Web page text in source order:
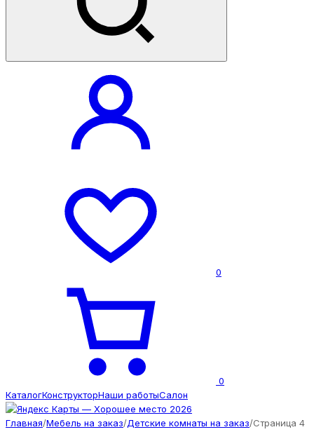
0
0
КаталогКонструкторНаши работыСалон
Главная/Мебель на заказ/Детские комнаты на заказ/Страница 4